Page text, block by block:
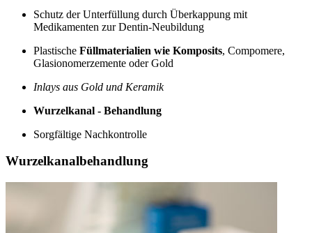
Schutz der Unterfüllung durch Überkappung mit
Medikamenten zur Dentin-Neubildung
Plastische Füllmaterialien wie Komposits, Compomere,
Glasionomerzemente oder Gold
Inlays aus Gold und Keramik
Wurzelkanal - Behandlung
Sorgfältige Nachkontrolle
Wurzelkanalbehandlung